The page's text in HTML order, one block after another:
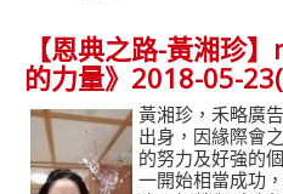
【恩典之路-黃湘珍
的力量》2018-05-
黃湘珍，禾略廣
出身，因緣際會
的努力及好強的
一開始相當成功